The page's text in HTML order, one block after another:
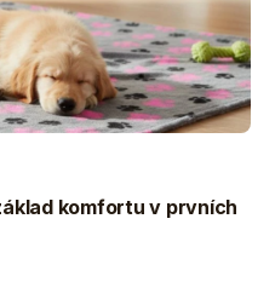
komfortu v prvních